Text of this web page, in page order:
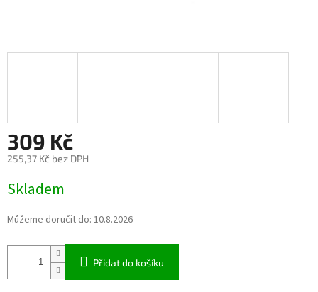
309 Kč
255,37 Kč bez DPH
cena:
Skladem
Můžeme doručit do: 10.8.2026
Přidat do košíku